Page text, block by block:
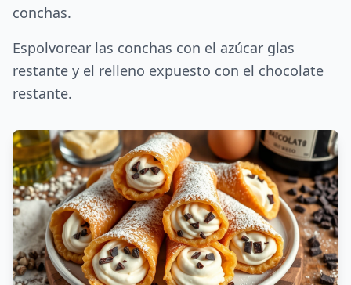
conchas.
Espolvorear las conchas con el azúcar glas
restante y el relleno expuesto con el chocolate
restante.